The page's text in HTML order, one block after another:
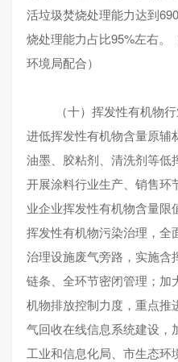
活垃圾焚烧处理能力达到
烧处理能力占比95%左右。
环境局配合）
（十）挥发性有机物
进低挥发性有机物含量原辅
油墨、胶粘剂、清洗剂等低
开展涂料行业生产、销售环
业企业挥发性有机物含量限
挥发性有机物污染治理，全
治理设施废气旁路，实施含
链条、全环节密闭管理；加
机物排放控制力度，重点推
气回收在线信息系统建设，
工业和信息化局、市生态环